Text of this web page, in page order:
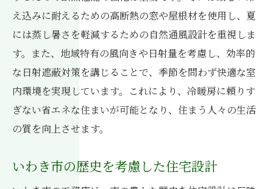
え込みに耐えるための高断熱の窓や屋根材を使用し、夏
には蒸し暑さを軽減するための自然通風設計を重視しま
す。また、地域特有の風向きや日射量を考慮し、効率的
な日射遮蔽対策を講じることで、季節を問わず快適な室
内環境を実現しています。これにより、冷暖房に頼りす
ぎない省エネな住まいが可能となり、住まう人々の生活
の質を向上させます。
いわき市の歴史を考慮した住宅設計